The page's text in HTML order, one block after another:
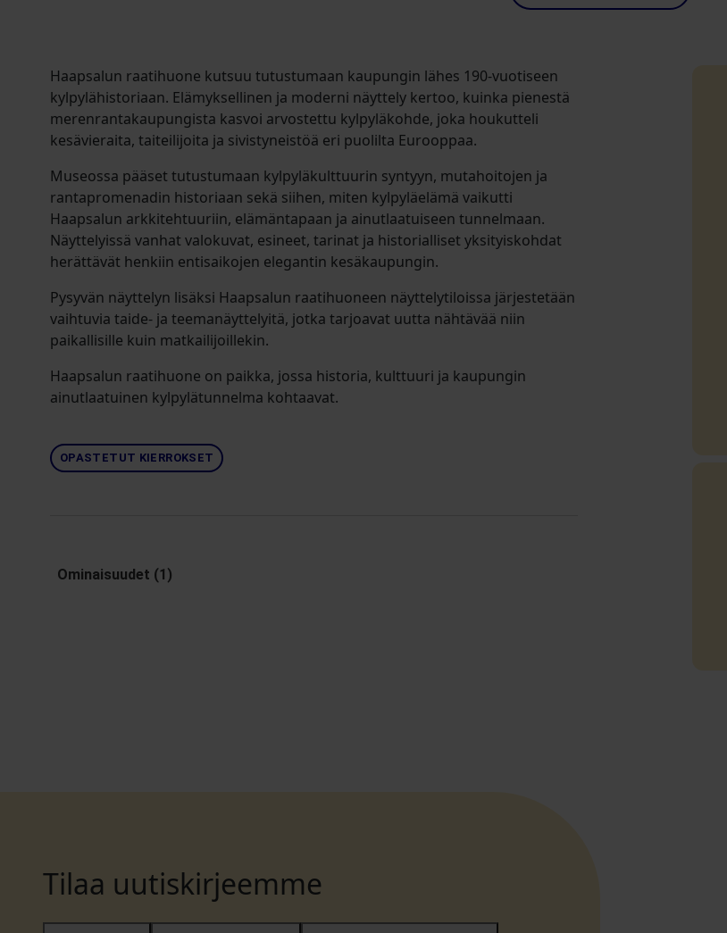
Haapsalun raatihuone kutsuu tutustumaan kaupungin lähes 190-vuotiseen
kylpylähistoriaan. Elämyksellinen ja moderni näyttely kertoo, kuinka pienestä
merenrantakaupungista kasvoi arvostettu kylpyläkohde, joka houkutteli
kesävieraita, taiteilijoita ja sivistyneistöä eri puolilta Eurooppaa.
Museossa pääset tutustumaan kylpyläkulttuurin syntyyn, mutahoitojen ja
rantapromenadin historiaan sekä siihen, miten kylpyläelämä vaikutti
Haapsalun arkkitehtuuriin, elämäntapaan ja ainutlaatuiseen tunnelmaan.
Näyttelyissä vanhat valokuvat, esineet, tarinat ja historialliset yksityiskohdat
herättävät henkiin entisaikojen elegantin kesäkaupungin.
Pysyvän näyttelyn lisäksi Haapsalun raatihuoneen näyttelytiloissa järjestetään
vaihtuvia taide- ja teemanäyttelyitä, jotka tarjoavat uutta nähtävää niin
paikallisille kuin matkailijoillekin.
Haapsalun raatihuone on paikka, jossa historia, kulttuuri ja kaupungin
ainutlaatuinen kylpylätunnelma kohtaavat.
OPASTETUT KIERROKSET
Ominaisuudet (1)
Tilaa uutiskirjeemme